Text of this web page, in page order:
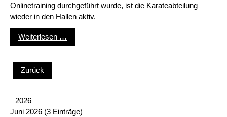
Onlinetraining durchgeführt wurde, ist die Karateabteilung
wieder in den Hallen aktiv.
Weiterlesen …
Zurück
2026
Juni 2026 (3 Einträge)